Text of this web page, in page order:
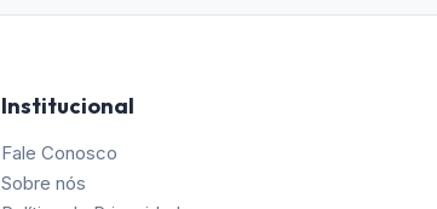
Institucional
Fale Conosco
Sobre nós